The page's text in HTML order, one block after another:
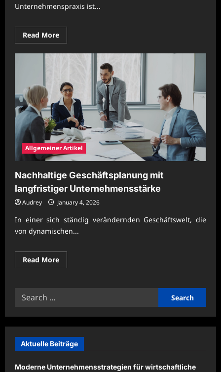
Unternehmenspraxis ist...
Read MoreRead
more
Professionelle
Unternehmenspraxis
nachhaltigem
Fokus
Allgemeiner Artikel
Nachhaltige Geschäftsplanung mit
langfristiger Unternehmensstärke
Audrey January 4, 2026
In einer sich ständig verändernden Geschäftswelt, die
von dynamischen...
Read MoreRead
more
Search
Aktuelle Beiträge
Moderne Unternehmensstrategien für wirtschaftliche